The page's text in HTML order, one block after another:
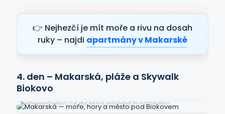
👉 Nejhezčí je mít moře a rivu na dosah
ruky – najdi apartmány v Makarské
4. den – Makarská, pláže a Skywalk
Biokovo
Makarská • Spojení přírody a města